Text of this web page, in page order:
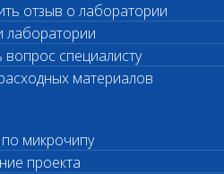
отзыв о лаборатории
лаборатории
вопрос специалисту
материалов
микрочипу
проекта
исследования
исследования